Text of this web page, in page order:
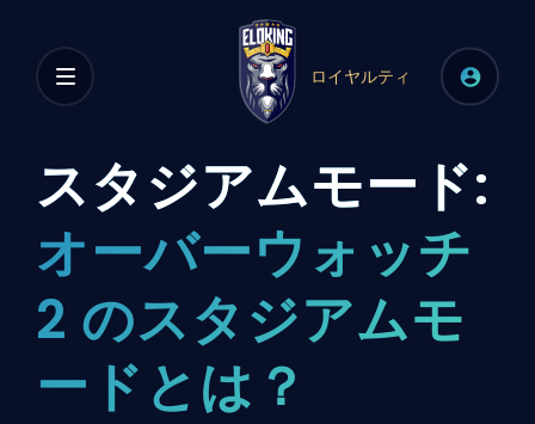
ロイヤルティ
スタジアムモード:
オーバーウォッチ
2 のスタジアムモ
ードとは？